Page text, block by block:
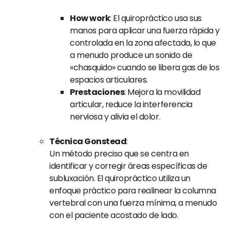
How work: El quiropráctico usa sus
manos para aplicar una fuerza rápida y
controlada en la zona afectada, lo que
a menudo produce un sonido de
«chasquido» cuando se libera gas de los
espacios articulares.
Prestaciones: Mejora la movilidad
articular, reduce la interferencia
nerviosa y alivia el dolor.
Técnica Gonstead:
Un método preciso que se centra en
identificar y corregir áreas específicas de
subluxación. El quiropráctico utiliza un
enfoque práctico para realinear la columna
vertebral con una fuerza mínima, a menudo
con el paciente acostado de lado.